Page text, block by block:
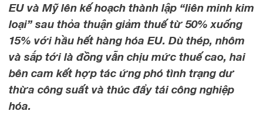
EU và Mỹ lên kế hoạch thành lập “liên minh kim
loại” sau thỏa thuận giảm thuế từ 50% xuống
15% với hầu hết hàng hóa EU. Dù thép, nhôm
và sắp tới là đồng vẫn chịu mức thuế cao, hai
bên cam kết hợp tác ứng phó tình trạng dư
thừa công suất và thúc đẩy tái công nghiệp
hóa.